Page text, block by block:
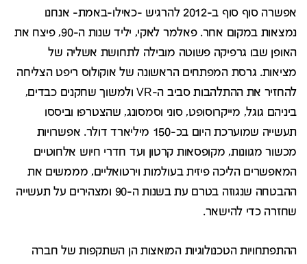
אפשרה סוף סוף ב-2012 להרגיש -כאילו-באמת- אנחנו
נמצאות במקום אחר. פאלמר לאקי, יליד שנות ה-90, פיצח את
האופן שבו גרפיקה פשוטה מובילה לתחושת אשליה של
מציאות. גרסת המפתחים הראשונה של אוקולוס ריפט הצליחה
להחזיר את ההתלהבות סביב ה-VR ולמשוך שחקנים כבדים,
ביניהם גוגל, מייקרוסופט, סוני וסמסונג, שהצטרפו וביססו
תעשייה שמוערכת היום בכ-150 מיליארד דולר. אפשרויות
מכשור מגוונות, מקופסאות קרטון ועד חדרי חיוש אלחוטיים
המאפשרים הליכה פיזית בעולמות וירטואליים, מממשים את
ההבטחה שנגוזה בטרם עת בשנות ה-90 ומצהירים על תעשייה
שחזרה כדי להישאר.
ההתפתחויות הטכנולוגיות המואצות הן השתקפות של חברה